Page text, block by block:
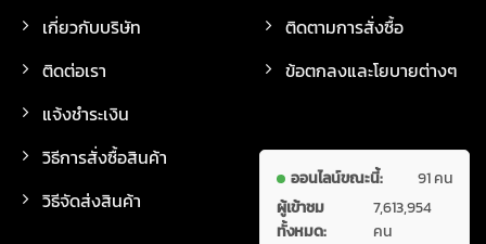
เกี่ยวกับบริษัท
ติดต่อเรา
แจ้งชำระเงิน
วิธีการสั่งซื้อสินค้า
วิธีจัดส่งสินค้า
ติดตามการสั่งซื้อ
ข้อตกลงและโยบายต่างๆ
ออนไลน์ขณะนี้:
91 คน
ผู้เข้าชม
ทั้งหมด:
7,613,954
คน